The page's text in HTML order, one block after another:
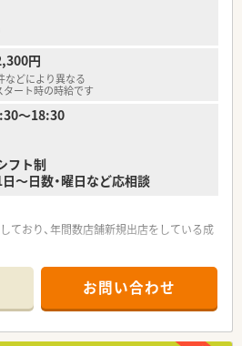
展開しており、地域住民からは知らない
ほど、厚い信頼と高い知名度を誇る優良法
宅介護支援事業所も展開しており、多角的
者支援や包括的な医療提供に注力してい
て現場に立っているため、働くスタッフの
く、風通しの良い組織文化が醸成されてい
勤務のスタッフが常駐しているため、急な
います】
入した店舗での高度な在宅支援や、24時
、患者様の「困った」を即座に解決する体
入により、小さなお子様連れや車から降り
利便性を高めるなど、優しい薬局作りを推
円
などにより異なる
ート時の時給です
～18:30
フト制
～日数・曜日など応相談
ており、年間数店舗新規出店をしている成
たキャリアプランが用意され、責任のある
会社です
お問い合わせ